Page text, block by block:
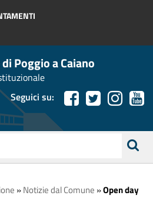
Poggio a Caiano
Seguici su:
»Notizie dal Comune »Open day